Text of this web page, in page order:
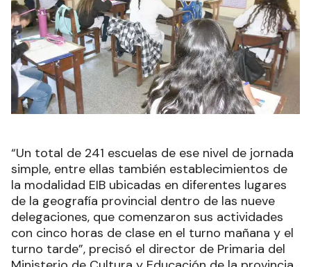
“Un total de 241 escuelas de ese nivel de jornada
simple, entre ellas también establecimientos de
la modalidad EIB ubicadas en diferentes lugares
de la geografía provincial dentro de las nueve
delegaciones, que comenzaron sus actividades
con cinco horas de clase en el turno mañana y el
turno tarde”, precisó el director de Primaria del